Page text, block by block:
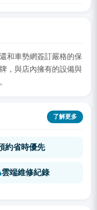
和車勢網簽訂嚴格的保
，與店內擁有的設備與
了解更多
約省時優先
雲端維修紀錄